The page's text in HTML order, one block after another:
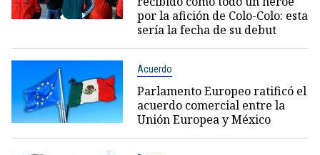
por la afición de Colo-Colo: esta
sería la fecha de su debut
Acuerdo
Parlamento Europeo ratificó el
acuerdo comercial entre la
Unión Europea y México